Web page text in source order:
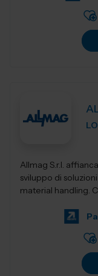
Allmag S.r.l.
sviluppo di
material handling.